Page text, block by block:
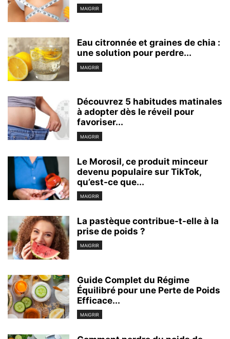
MAIGRIR
Eau citronnée et graines de chia :
une solution pour perdre...
MAIGRIR
Découvrez 5 habitudes matinales
à adopter dès le réveil pour
favoriser...
MAIGRIR
Le Morosil, ce produit minceur
devenu populaire sur TikTok,
qu’est-ce que...
MAIGRIR
La pastèque contribue-t-elle à la
prise de poids ?
MAIGRIR
Guide Complet du Régime
Équilibré pour une Perte de Poids
Efficace...
MAIGRIR